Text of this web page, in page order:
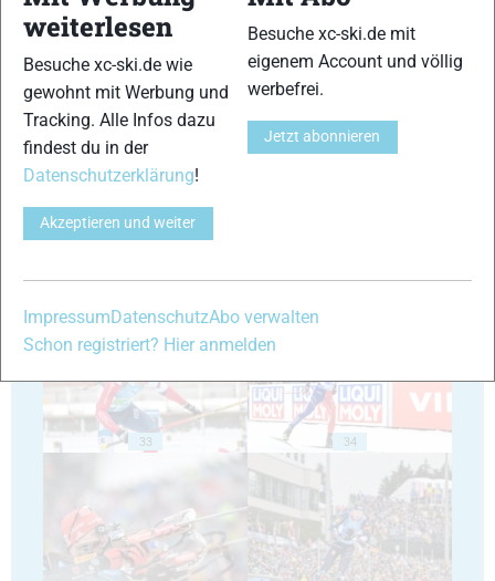
29 30
31 32
33 34
weiterlesen
Besuche xc-ski.de wie
gewohnt mit Werbung und
Tracking. Alle Infos dazu
findest du in der
Datenschutzerklärung!
Akzeptieren und weiter
Besuche xc-ski.de mit
eigenem Account und völlig
werbefrei.
Jetzt abonnieren
Impressum DatenschutzAbo verwalten
Schon registriert? Hier anmelden